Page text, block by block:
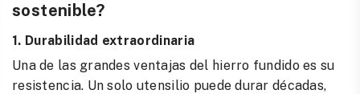
sostenible?
1. Durabilidad extraordinaria
Una de las grandes ventajas del hierro fundido es su
resistencia. Un solo utensilio puede durar décadas,